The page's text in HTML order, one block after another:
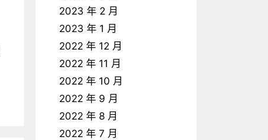
2023 年 2 月
2023 年 1 月
2022 年 12 月
2022 年 11 月
2022 年 10 月
2022 年 9 月
2022 年 8 月
2022 年 7 月